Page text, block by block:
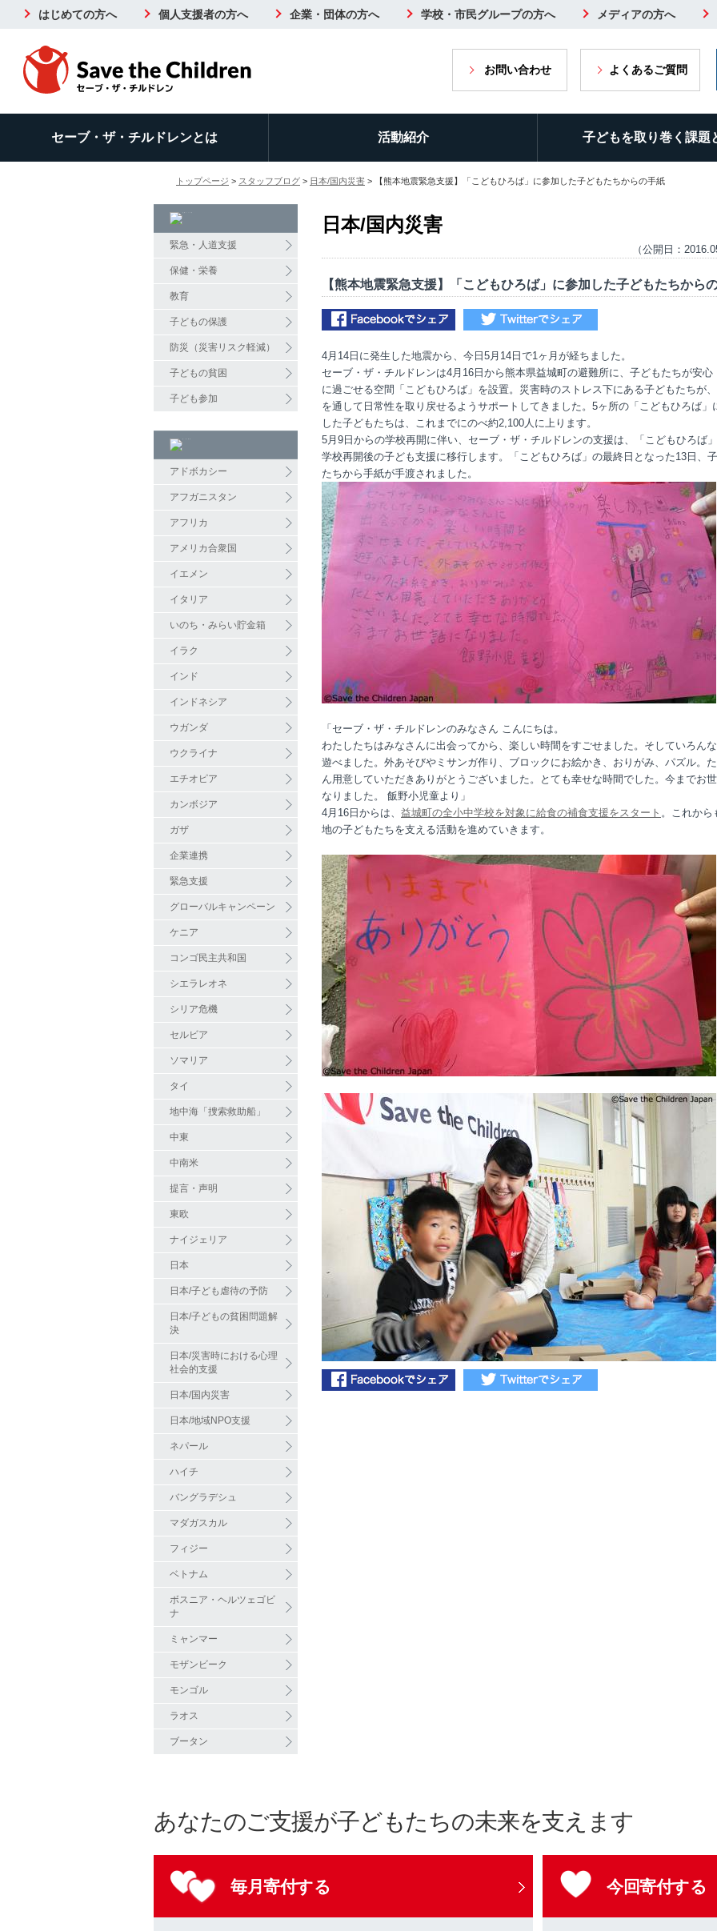
はじめての方へ 個人支援者の方へ 企業・団体の方へ 学校・市民グループの方へ メディアの方へ
お問い合わせ よくあるご質問
セーブ・ザ・チルドレンとは 活動紹介 子どもを取り巻く課題
トップページ > スタッフブログ > 日本/国内災害 > 【熊本地震緊急支援】「こどもひろば」に参加した子どもたちからの手紙
緊急・人道支援
保健・栄養
教育
子どもの保護
防災（災害リスク軽減）
子どもの貧困
子ども参加
アドボカシー
アフガニスタン
アフリカ
アメリカ合衆国
イエメン
イタリア
いのち・みらい貯金箱
イラク
インド
インドネシア
ウガンダ
ウクライナ
エチオピア
カンボジア
ガザ
企業連携
緊急支援
グローバルキャンペーン
ケニア
コンゴ民主共和国
シエラレオネ
シリア危機
セルビア
ソマリア
タイ
地中海「捜索救助船」
中東
中南米
提言・声明
東欧
ナイジェリア
日本
日本/子ども虐待の予防
日本/子どもの貧困問題解
決
日本/災害時における心理
社会的支援
日本/国内災害
日本/地域NPO支援
ネパール
ハイチ
バングラデシュ
マダガスカル
フィジー
ベトナム
ボスニア・ヘルツェゴビ
ナ
ミャンマー
モザンビーク
モンゴル
ラオス
ブータン
日本/国内災害
（公開日：
【熊本地震緊急支援】「こどもひろば」に参加した子どもたちから
4月14日に発生した地震から、今日5月14日で1ヶ月が経ちました。
セーブ・ザ・チルドレンは4月16日から熊本県益城町の避難所に、子どもたちが安心
に過ごせる空間「こどもひろば」を設置。災害時のストレス下にある子どもたちが
を通して日常性を取り戻せるようサポートしてきました。5ヶ所の「こどもひろば」
した子どもたちは、これまでにのべ約2,100人に上ります。
5月9日からの学校再開に伴い、セーブ・ザ・チルドレンの支援は、「こどもひろば
学校再開後の子ども支援に移行します。「こどもひろば」の最終日となった13日、
たちから手紙が手渡されました。
「セーブ・ザ・チルドレンのみなさん こんにちは。
わたしたちはみなさんに出会ってから、楽しい時間をすごせました。そしていろん
遊べました。外あそびやミサンガ作り、ブロックにお絵かき、おりがみ、パズル。
ん用意していただきありがとうございました。とても幸せな時間でした。今までお
なりました。 飯野小児童より」
4月16日からは、 益城町の全小中学校を対象に給食の補食支援をスタート 。これから
地の子どもたちを支える活動を進めていきます。
あなたのご支援が子どもたちの未来を支えます
毎月寄付する 今回寄付する